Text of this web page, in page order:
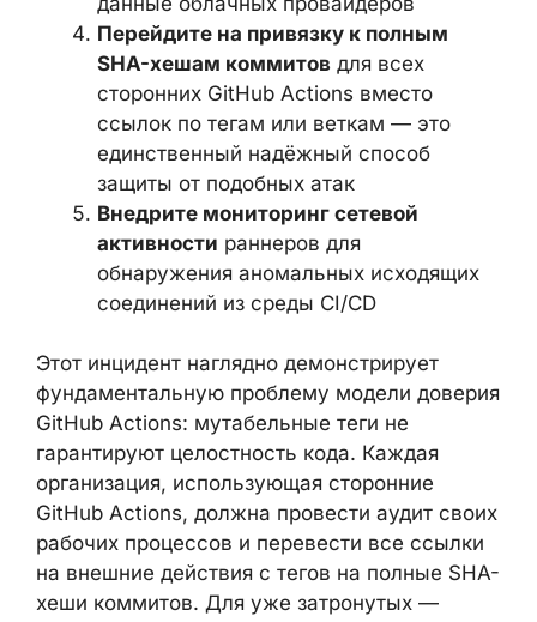
соединений к домену t.m-
kosche[.]com
Ротируйте все секреты, которые
были доступны в рабочих процессах,
использовавших
скомпрометированные действия:
токены GitHub, ключи API
данные облачных провайдеров
Перейдите на привязку к полным
SHA-хешам коммитовдля всех
сторонних GitHub Actions вместо
единственный надёжный способ
защиты от подобных атак
Внедрите мониторинг сетевой
активностираннеров для
обнаружения аномальных исходящих
соединений из среды CI/CD
Этот инцидент наглядно демонстрирует
фундаментальную проблему модели